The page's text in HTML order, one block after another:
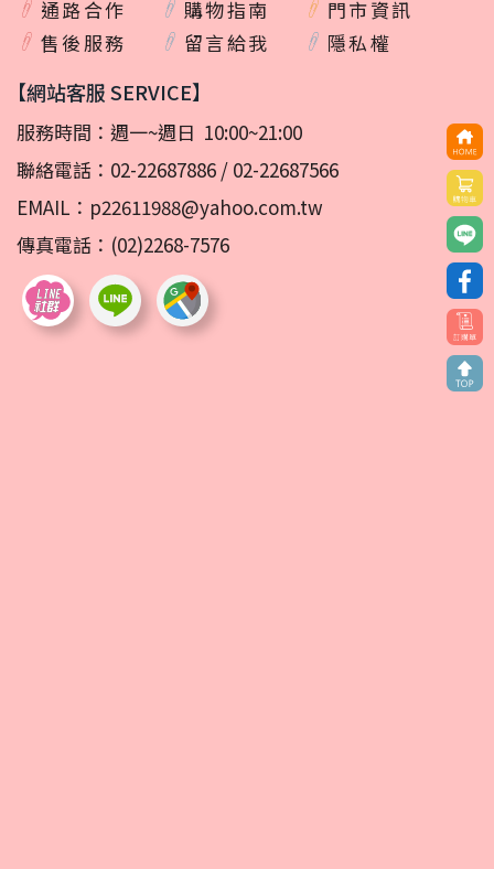
通路合作
購物指南
門市資訊
售後服務
留言給我 隱私權
【網站客服 SERVICE】
服務時間：週一~週日 10:00~21:00
聯絡電話： 02-22687886 / 02-22687566
EMAIL： p22611988@yahoo.com.tw
傳真電話：(02)2268-7576